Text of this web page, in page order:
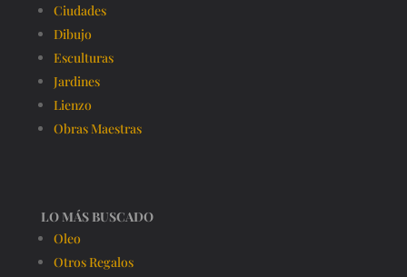
Ciudades
Dibujo
Esculturas
Jardines
Lienzo
Obras Maestras
LO MÁS BUSCADO
Oleo
Otros Regalos